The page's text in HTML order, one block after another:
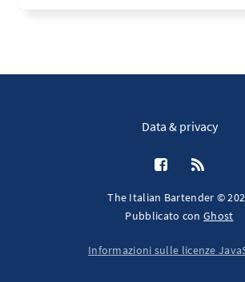
Data & privacy
The Italian Bartender ©
Pubblicato con Ghost
Informazioni sulle licenze